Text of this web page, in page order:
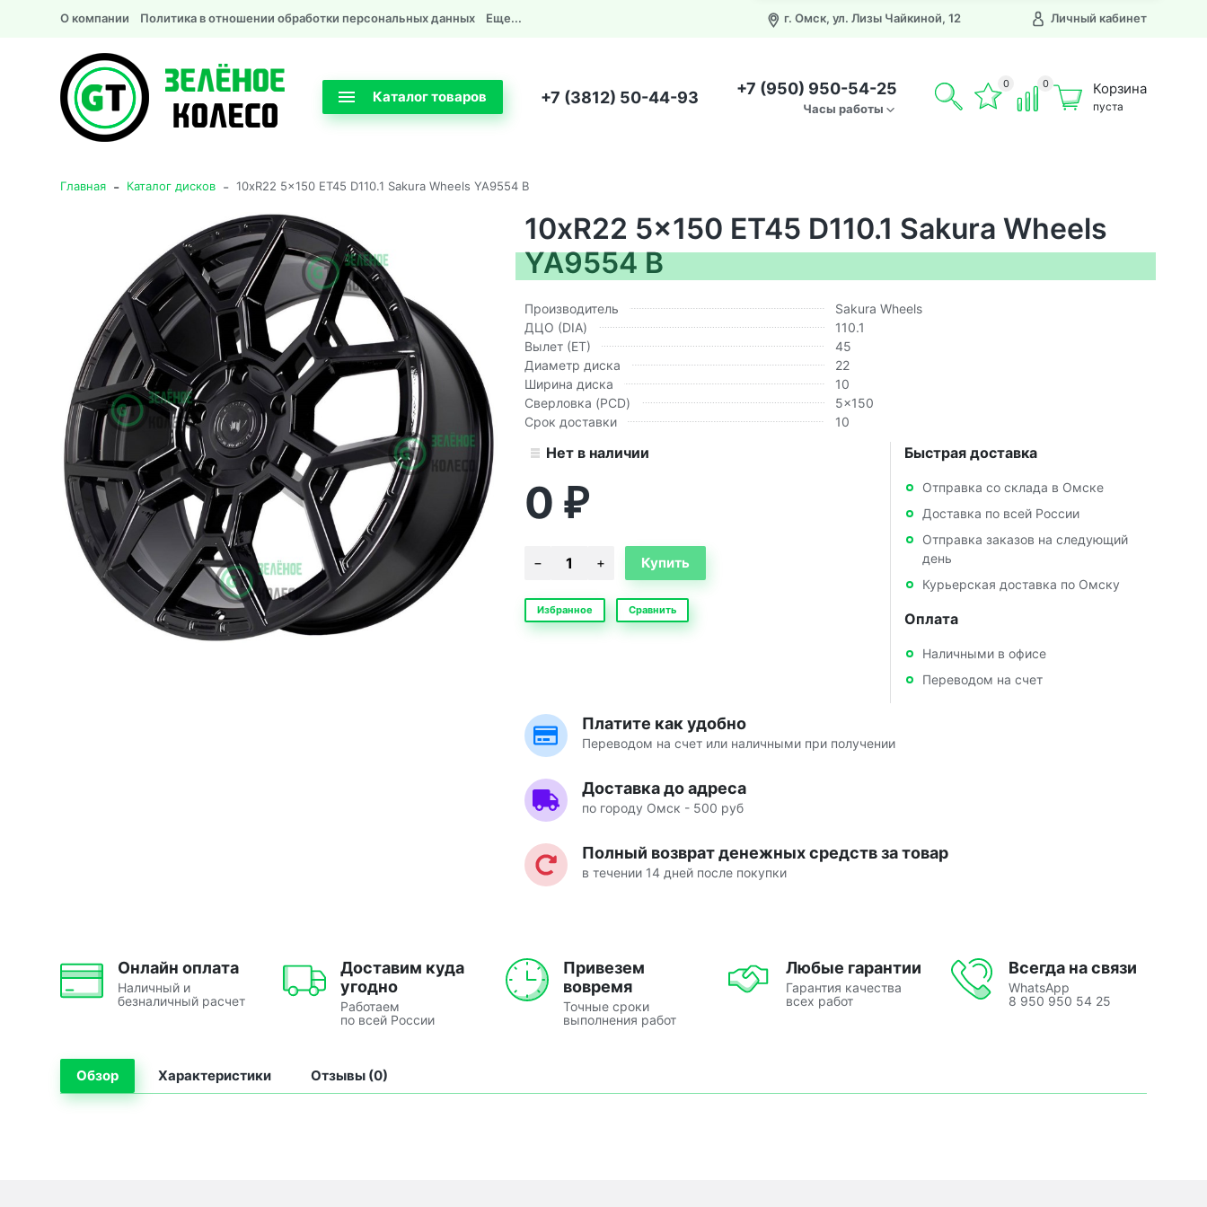
О компании Политика в отношении обработки персональных данных Еще... г. Омск, ул. Лизы Чайкиной, 12 Личный кабинет
Каталог товаров +7 (3812) 50-44-93 +7 (950) 950-54-25
Часы работы
0 0 Корзина
пуста
Главная - Каталог дисков - 10xR22 5x150 ET45 D110.1 Sakura Wheels YA9554 B
10xR22 5x150 ET45 D110.1 Sakura Wheels
YA9554 B
Производитель
Sakura Wheels
ДЦО (DIA)
110.1
Вылет (ЕТ)
45
Диаметр диска
22
Ширина диска
10
Сверловка (PCD)
5x150
Срок доставки
10
Нет в наличии
0 ₽
Избранное Сравнить
Быстрая доставка
Отправка со склада в Омске
Доставка по всей России
Отправка заказов на следующий
день
Курьерская доставка по Омску
Оплата
Наличными в офисе
Переводом на счет
Платите как удобно
Переводом на счет или наличными при получении
Доставка до адреса
по городу Омск - 500 руб
Полный возврат денежных средств за товар
в течении 14 дней после покупки
Онлайн оплата
Наличный и
безналичный расчет
Доставим куда
угодно
Работаем
по всей России
Привезем
вовремя
Точные сроки
выполнения работ
Любые гарантии
Гарантия качества
всех работ
Всегда на связи
WhatsApp
8 950 950 54 25
Обзор Характеристики Отзывы (0)